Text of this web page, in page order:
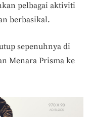
pelbagai aktiviti
berbasikal.
sepenuhnya di
Menara Prisma ke